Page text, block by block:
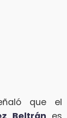
que el